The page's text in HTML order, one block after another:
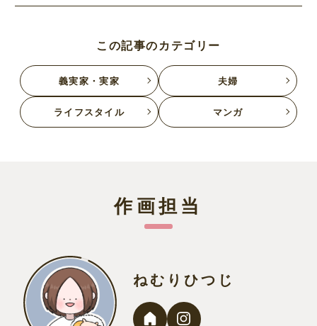
この記事のカテゴリー
義実家・実家 夫婦
ライフスタイル マンガ
作画担当
ねむりひつじ